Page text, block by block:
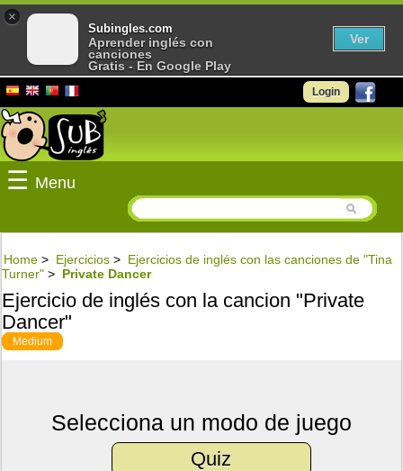
Login
☰ Menu
Home > Ejercicios > Ejercicios de inglés con las canciones de "Tina
Turner" > Private Dancer
Ejercicio de inglés con la cancion "Private
Dancer"
Medium
Selecciona un modo de juego
Quiz
×
Subingles.com
Aprender inglés con
canciones
Gratis - En Google Play
Ver